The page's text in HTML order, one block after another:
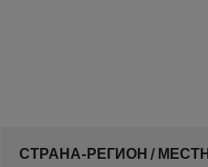
СТРАНА-РЕГИОН /